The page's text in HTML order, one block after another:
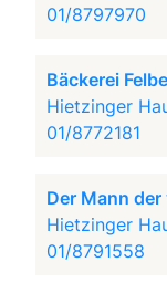
01/8797970
Bäckerei
Hietzinger
01/8772181
Der Mann
Hietzinger
01/8791558